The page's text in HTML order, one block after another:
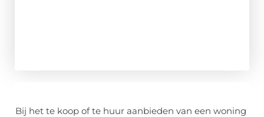
Bij het te koop of te huur aanbieden van een woning